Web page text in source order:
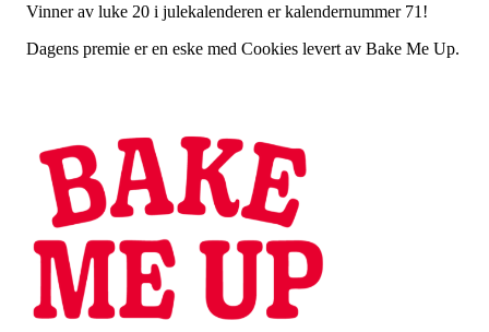
Vinner av luke 20 i julekalenderen er kalendernummer 71!
Dagens premie er en eske med Cookies levert av Bake Me Up.